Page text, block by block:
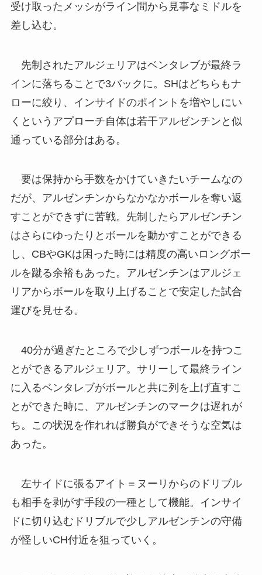
受け取ったメッシがライン間から見事なミドルを
差し込む。
先制されたアルジェリアはベンタレブが最終ラ
インに落ちることで3バックに。SHはどちらもナ
ローに絞り、インサイドのポイントを増やしにい
くというアプローチ自体は若干アルゼンチンと似
通っている部分はある。
要は保持から手数をかけていきたいチームなの
だが、アルゼンチンからなかなかボールを奪い返
すことができずに苦戦。先制したらアルゼンチン
はさらにゆったりとボールを動かすことができる
し、CBやGKは困った時には精度の高いロングボー
ルを蹴る余裕もあった。アルゼンチンはアルジェ
リアからボールを取り上げることで安定した試合
運びを見せる。
40分が過ぎたところで少しずつボールを持つこ
とができるアルジェリア。サリーして最終ライン
に入るベンタレブがボールと共に列を上げ直すこ
とができた時に、アルゼンチンのマークは遅れが
ち。この状況を作れれば勝負ができそうな空気は
あった。
左サイドに張るアイト＝ヌーリからのドリブル
も相手を剥がす手段の一種として機能。インサイ
ドに切り込むドリブルで少しアルゼンチンの守備
が怪しいCH付近を狙っていく。